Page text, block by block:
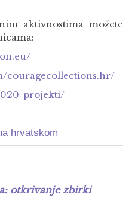
aktivnostima možete
couragecollections.hr/
projekti/
hrvatskom
otkrivanje zbirki